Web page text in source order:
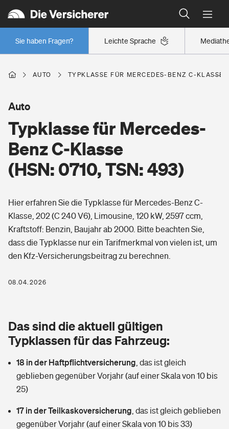
Leichte Sprache
Sie haben Fragen?
Wer versichert was: Jetzt Versicherer finden
Regionalklassen: So ist Ihre Region eingestuft
Wer versichert was: Jetzt Versicherer finden
Berufsunfähigkeitsversicherung
Arbeitsrechtsschutz
Berufshaftpflichtversicherung
Rentenrechner: Wie viel Geld bekomme ich im Alter?
Wer versichert was: Jetzt Versicherer finden
Sie haben Fragen?
Wohnen
Wohngebäudeversicherung
Hausratversicherung
Elementarversicherung
Photovoltaik
Wärmepumpen versichern
Vermieterrrechtsschutz
Mietkautionsversicherung
Restkreditversicherung
Zur Übersicht
Pri­vate Haft­pflicht­
Rechts­schutz­ver­si­che­rung
Kinderunfall­ver­si­che­rung
Reiseversicherung
Gesundheit
Private Krankenversicherung
Tierkrankenversicherung
Zur Übersicht
AUTO TYPKLASSE FÜR MERCEDES-BENZ C-
Typklasse für Mercedes-
Benz C-Klasse
(HSN: 0710, TSN: 493)
Auto
Hier erfahren Sie die Typklasse für Mercedes-Benz C-
Klasse, 202 (C 240 V6), Limousine, 120 kW, 2597 ccm,
Kraftstoff: Benzin, Baujahr ab 2000. Bitte beachten Sie,
dass die Typklasse nur ein Tarifmerkmal von vielen ist, um
den Kfz-Versicherungsbeitrag zu berechnen.
08.04.2026
Das sind die aktuell gültigen
Typklassen für das Fahrzeug:
18 in der Haftpflichtversicherung das ist gleich
geblieben gegenüber Vorjahr (auf einer Skala von 10 bis
25)
17 in der Teilkaskoversicherung das ist gleich geblieben
gegenüber Vorjahr (auf einer Skala von 10 bis 33)